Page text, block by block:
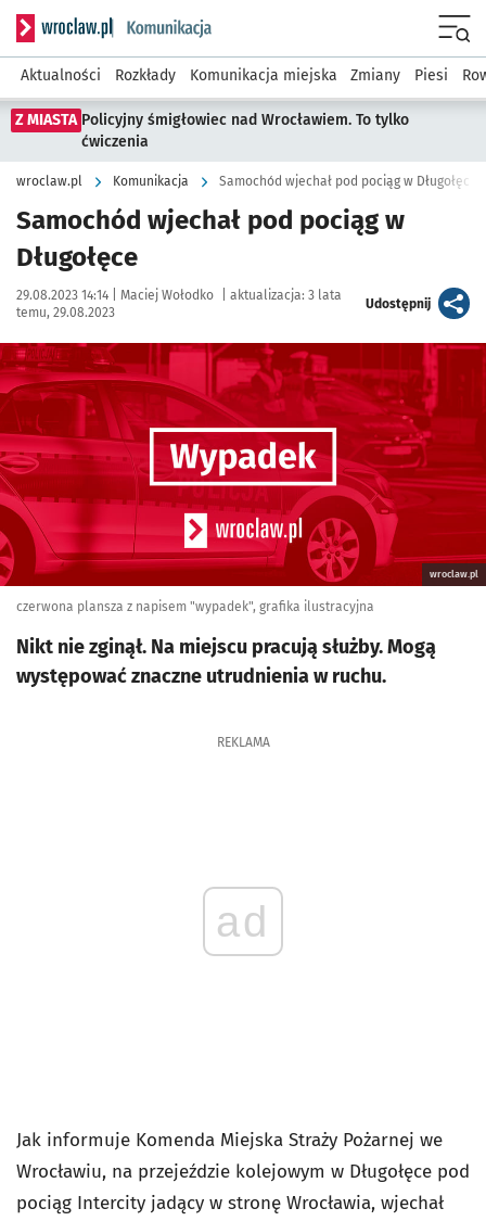
Serwis informacyjny wroclaw.pl podserwis: Komunikacja
Aktualności Rozkłady Komunikacja miejska Zmiany Piesi
Z MIASTA Policyjny śmigłowiec nad Wrocławiem. To tylko
ćwiczenia
wroclaw.pl Komunikacja Samochód wjechał pod pociąg w Długołęce
Samochód wjechał pod pociąg w
Długołęce
Data publikacji:
29.08.2023 14:14 | Autor:
Maciej Wołodko aktualizacja: 3 lata
temu, 29.08.2023
Udostępnijartykuł
Kliknij, aby powiększyć
wroclaw.pl
czerwona plansza z napisem "wypadek", grafika ilustracyjna
Nikt nie zginął. Na miejscu pracują służby. Mogą
występować znaczne utrudnienia w ruchu.
REKLAMA
ad
Jak informuje Komenda Miejska Straży Pożarnej we
Wrocławiu, na przejeździe kolejowym w Długołęce pod
pociąg Intercity jadący w stronę Wrocławia, wjechał